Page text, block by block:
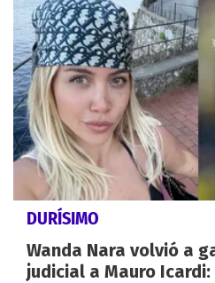
DURÍSIMO
Wanda Nara volvió a
judicial a Mauro